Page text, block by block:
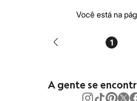
Niina Secrets
Você está na
1
A gente se